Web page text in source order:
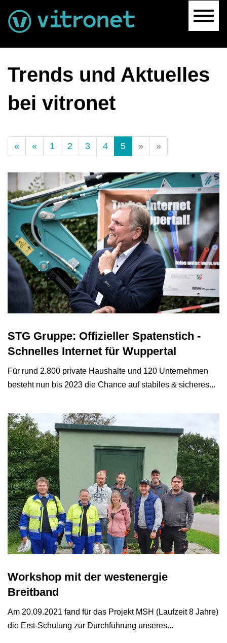
Trends und Aktuelles
bei vitronet
« « 1 2 3 4 5(Standort)
» »
STG Gruppe: Offizieller Spatenstich -
Schnelles Internet für Wuppertal
Für rund 2.800 private Haushalte und 120 Unternehmen
besteht nun bis 2023 die Chance auf stabiles & sicheres...
Workshop mit der westenergie
Breitband
Am 20.09.2021 fand für das Projekt MSH (Laufzeit 8 Jahre)
die Erst-Schulung zur Durchführung unseres...